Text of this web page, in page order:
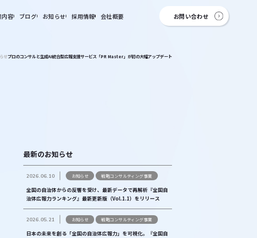
内容 ブログ お知らせ 採用情報 会社概要 お問い合わせ
せプロのコンサルと生成AI統合型広報支援サービス「PR Master」が初の大幅アップデート
最新のお知らせ
2026.06.10 お知らせ 戦略コンサルティング事業
全国の自治体からの反響を受け、最新データで再解析『全国自
治体広報力ランキング』最新更新版（Vol.1.1）をリリース
2026.05.21 お知らせ 戦略コンサルティング事業
日本の未来を創る「全国の自治体広報力」を可視化。『全国自